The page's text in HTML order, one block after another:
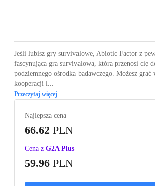
Jeśli lubisz gry survivalowe, Abiotic Factor z
fascynująca gra survivalowa, która przenosi cię
podziemnego ośrodka badawczego. Możesz
kooperacji l...
Przeczytaj więcej
Najlepsza cena
66.62 PLN
Cena z G2A Plus
59.96 PLN